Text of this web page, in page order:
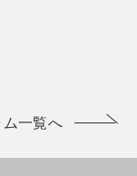
ム一覧へ